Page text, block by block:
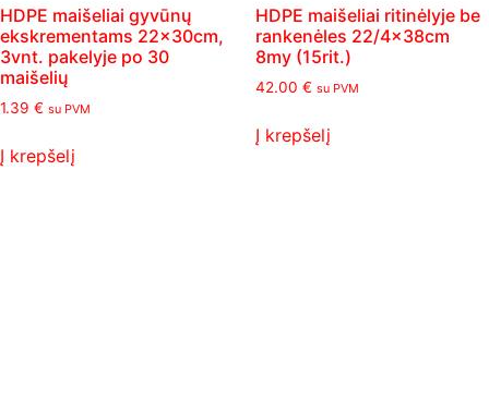
HDPE maišeliai gyvūnų
ekskrementams 22×30cm,
3vnt. pakelyje po 30
maišelių
1.39 € su PVM
Į krepšelį
HDPE maišeliai ritinėlyje be
rankenėles 22/4x38cm
8my (15rit.)
42.00 € su PVM
Į krepšelį